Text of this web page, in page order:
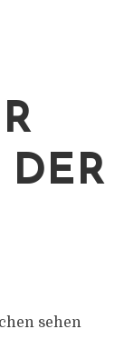
DER
sehen